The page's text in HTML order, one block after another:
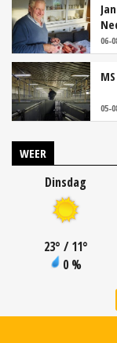
06-
05-
WEER
Dinsdag
23° / 11°
0 %